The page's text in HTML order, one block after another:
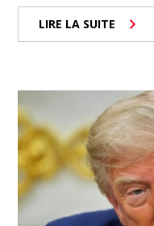
LIRE LA SUITE